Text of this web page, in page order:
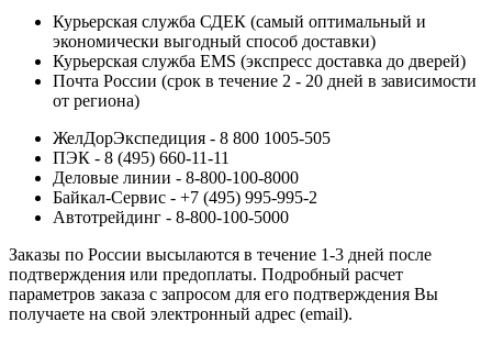
Курьерская служба СДЕК (самый оптимальный и
экономически выгодный способ доставки)
Курьерская служба EMS (экспресс доставка до дверей)
Почта России (срок в течение 2 - 20 дней в зависимости
от региона)
ЖелДорЭкспедиция - 8 800 1005-505
ПЭК - 8 (495) 660-11-11
Деловые линии - 8-800-100-8000
Байкал-Сервис - +7 (495) 995-995-2
Автотрейдинг - 8-800-100-5000
Заказы по России высылаются в течение 1-3 дней после
подтверждения или предоплаты. Подробный расчет
параметров заказа с запросом для его подтверждения Вы
получаете на свой электронный адрес (email).